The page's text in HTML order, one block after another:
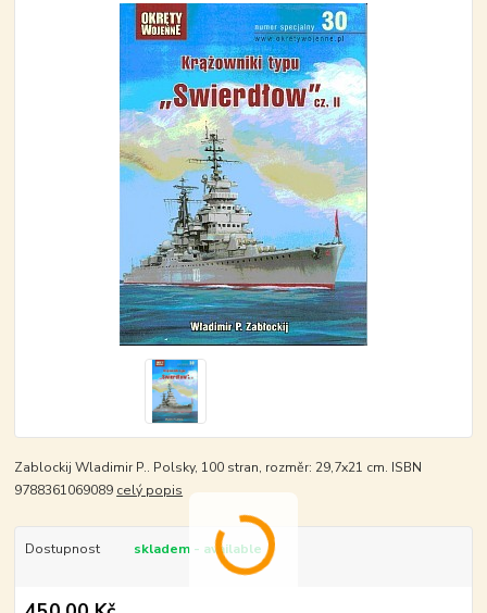
Zablockij Wladimir P.. Polsky, 100 stran, rozměr: 29,7x21 cm. ISBN
9788361069089 celý popis
Dostupnost skladem - available